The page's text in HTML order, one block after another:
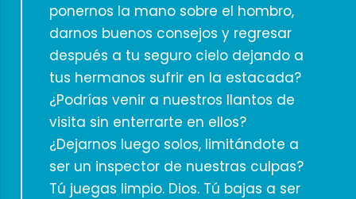
ponernos la mano sobre el hombro,
darnos buenos consejos y regresar
después a tu seguro cielo dejando a
tus hermanos sufrir en la estacada?
¿Podrías venir a nuestros llantos de
visita sin enterrarte en ellos?
¿Dejarnos luego solos, limitándote a
ser un inspector de nuestras culpas?
Tú juegas limpio. Dios. Tú bajas a ser